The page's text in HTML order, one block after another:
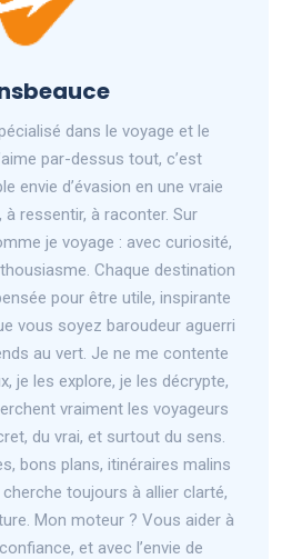
dans le voyage et le
par-dessus tout, c’est
envie d’évasion en une vraie
à ressentir, à raconter. Sur
je voyage : avec curiosité,
Chaque destination
pour être utile, inspirante
vous soyez baroudeur aguerri
au vert. Je ne me contente
je les explore, je les décrypte,
vraiment les voyageurs
du vrai, et surtout du sens.
bons plans, itinéraires malins
toujours à allier clarté,
Mon moteur ? Vous aider à
et avec l’envie de